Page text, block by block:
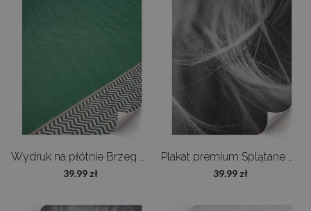
39.99 zł 39.99 zł